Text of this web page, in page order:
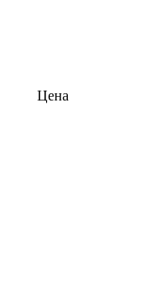
Цена